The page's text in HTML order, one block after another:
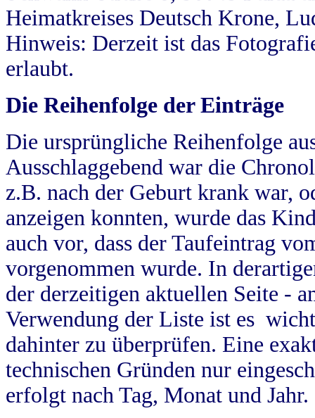
Heimatkreises Deutsch Krone,
Hinweis: Derzeit ist das
erlaubt.
Die Reihenfolge der Einträge
Die ursprüngliche Reihenfolge
Ausschlaggebend war die
z.B. nach der Geburt krank war,
anzeigen konnten, wurde das
auch vor, dass der Taufeintrag
vorgenommen wurde. In
der derzeitigen aktuellen Seite -
Verwendung der Liste ist es
dahinter zu überprüfen. Eine
technischen Gründen nur
erfolgt nach Tag, Monat und Jahr.